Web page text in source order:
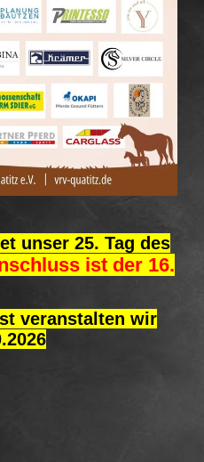
unser 25. Tag des
ist der 16.
veranstalten wir